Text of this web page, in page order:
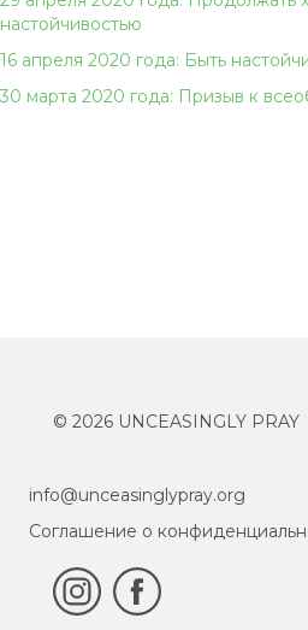
настойчивостью
16 апреля 2020 года: Быть
30 марта 2020 года: Призыв к
© 2026 UNCEASINGLY PRAY
info@unceasinglypray.org
Соглашение о